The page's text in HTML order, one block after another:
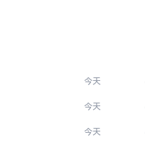
今天
今天
今天